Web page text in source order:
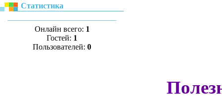
Статистика
Онлайн всего: 1
Гостей: 1
Пользователей: 0